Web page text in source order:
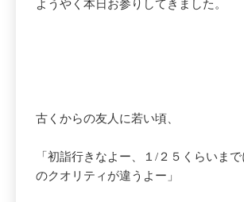
ようやく本日お参りしてきました。
古くからの友人に若い頃、
「初詣行きなよー、１/２５くらいま
のクオリティが違うよー」